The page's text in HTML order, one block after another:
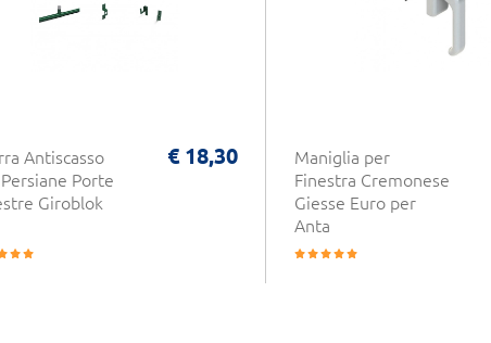
Antiscasso
Porte
Giroblok
€ 18,30
Maniglia per
Finestra Cremonese
Giesse Euro per
Anta